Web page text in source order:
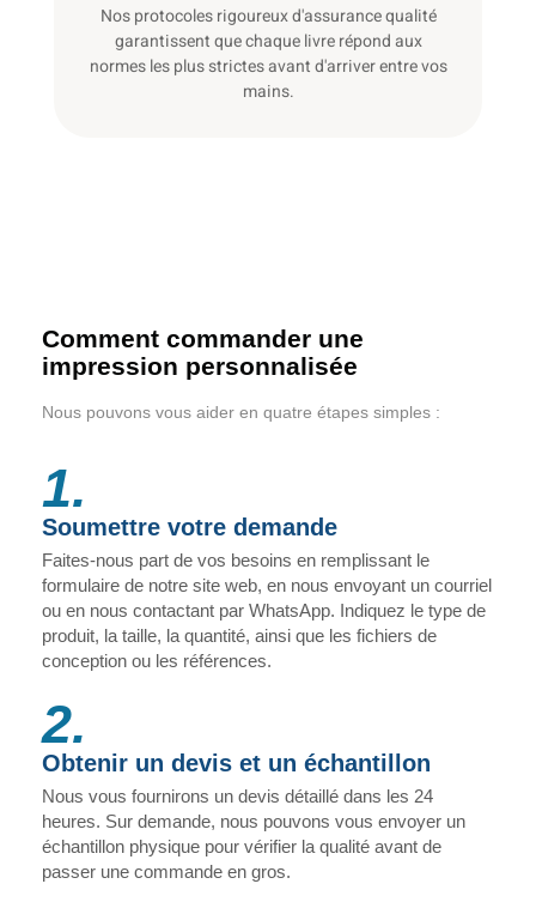
Nos protocoles rigoureux d'assurance qualité
garantissent que chaque livre répond aux
normes les plus strictes avant d'arriver entre vos
mains.
Comment commander une
impression personnalisée
Nous pouvons vous aider en quatre étapes simples :
1.
Soumettre votre demande
Faites-nous part de vos besoins en remplissant le
formulaire de notre site web, en nous envoyant un courriel
ou en nous contactant par WhatsApp. Indiquez le type de
produit, la taille, la quantité, ainsi que les fichiers de
conception ou les références.
2.
Obtenir un devis et un échantillon
Nous vous fournirons un devis détaillé dans les 24
heures. Sur demande, nous pouvons vous envoyer un
échantillon physique pour vérifier la qualité avant de
passer une commande en gros.